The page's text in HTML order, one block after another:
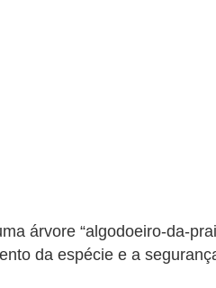
árvore “algodoeiro-da-
da espécie e a